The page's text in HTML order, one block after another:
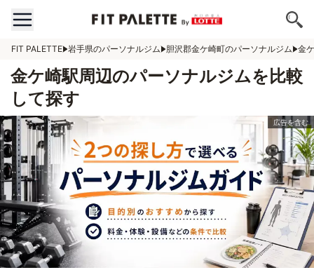
FIT PALETTE 岩手県のパーソナルジム 胆沢郡金ケ崎町のパーソナルジム 金
金ケ崎駅周辺のパーソナルジムを比較
して探す